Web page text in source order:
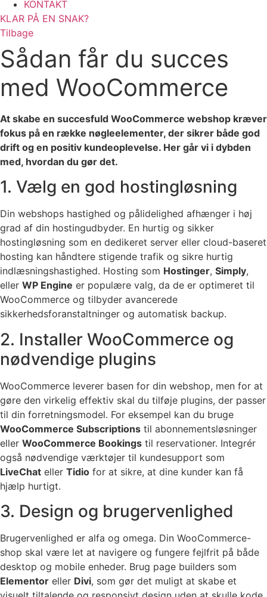
KONTAKT
KLAR PÅ EN SNAK?
Tilbage
Sådan får du succes
med WooCommerce
At skabe en succesfuld WooCommerce webshop kræver
fokus på en række nøgleelementer, der sikrer både god
drift og en positiv kundeoplevelse. Her går vi i dybden
med, hvordan du gør det.
1. Vælg en god hostingløsning
Din webshops hastighed og pålidelighed afhænger i høj
grad af din hostingudbyder. En hurtig og sikker
hostingløsning som en dedikeret server eller cloud-baseret
hosting kan håndtere stigende trafik og sikre hurtig
indlæsningshastighed. Hosting som Hostinger, Simply,
eller WP Engine er populære valg, da de er optimeret til
WooCommerce og tilbyder avancerede
sikkerhedsforanstaltninger og automatisk backup.
2. Installer WooCommerce og
nødvendige plugins
WooCommerce leverer basen for din webshop, men for at
gøre den virkelig effektiv skal du tilføje plugins, der passer
til din forretningsmodel. For eksempel kan du bruge
WooCommerce Subscriptions til abonnementsløsninger
eller WooCommerce Bookings til reservationer. Integrér
også nødvendige værktøjer til kundesupport som
LiveChat eller Tidio for at sikre, at dine kunder kan få
hjælp hurtigt.
3. Design og brugervenlighed
Brugervenlighed er alfa og omega. Din WooCommerce-
shop skal være let at navigere og fungere fejlfrit på både
desktop og mobile enheder. Brug page builders som
Elementor eller Divi, som gør det muligt at skabe et